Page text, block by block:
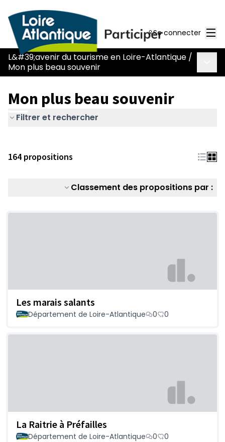
Se connecter
L&#39;avenir du tourisme en Loire-Atlantique /
Mon plus beau souvenir
Mon plus beau souvenir
Filtrer et rechercher
164 propositions
Classement des propositions par :
Les marais salants
Département de Loire-Atlantique 0 0
La Raitrie à Préfailles
Département de Loire-Atlantique 0 0